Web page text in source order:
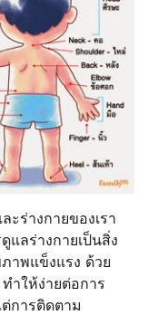
ร่างกายของเรา
แลร่างกายเป็นสิ่ง
าพแข็งแรง ด้วย
ำให้ง่ายต่อการ
การติดตาม